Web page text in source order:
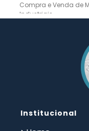
Compra e Venda de
Industriais
Compra e Venda de
Dobradeira de
Dobradeira de Chapas
Dobradeira
Empresa de Compra
Empresa de
Institucional